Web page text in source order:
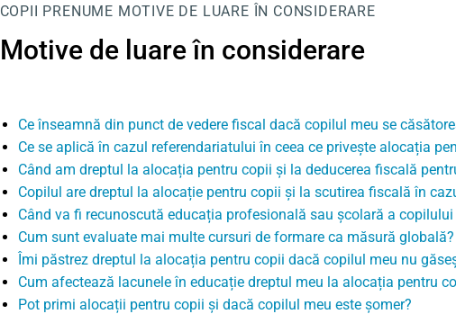
COPII PRENUME MOTIVE DE LUARE ÎN CONSIDERARE
Motive de luare în considerare
Ce înseamnă din punct de vedere fiscal dacă copilul meu se
Ce se aplică în cazul referendariatului în ceea ce privește alocația
Când am dreptul la alocația pentru copii și la deducerea fiscală
Copilul are dreptul la alocație pentru copii și la scutirea fiscală în
Când va fi recunoscută educația profesională sau școlară a
Cum sunt evaluate mai multe cursuri de formare ca măsură globală?
Îmi păstrez dreptul la alocația pentru copii dacă copilul meu nu
Cum afectează lacunele în educație dreptul meu la alocația pentru
Pot primi alocații pentru copii și dacă copilul meu este șomer?